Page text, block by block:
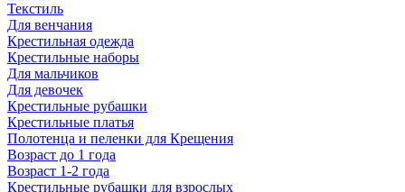
Текстиль
Для венчания
Крестильная одежда
Крестильные наборы
Для мальчиков
Для девочек
Крестильные рубашки
Крестильные платья
Полотенца и пеленки для Крещения
Возраст до 1 года
Возраст 1-2 года
Крестильные рубашки для взрослых